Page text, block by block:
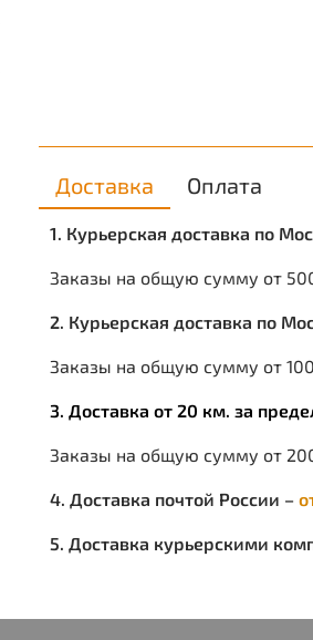
Доставка Оплата
1. Курьерская доставка по
Заказы на общую сумму от
2. Курьерская доставка по
Заказы на общую сумму от
3. Доставка от 20 км. за
Заказы на общую сумму от
4. Доставка почтой России –
5. Доставка курьерскими